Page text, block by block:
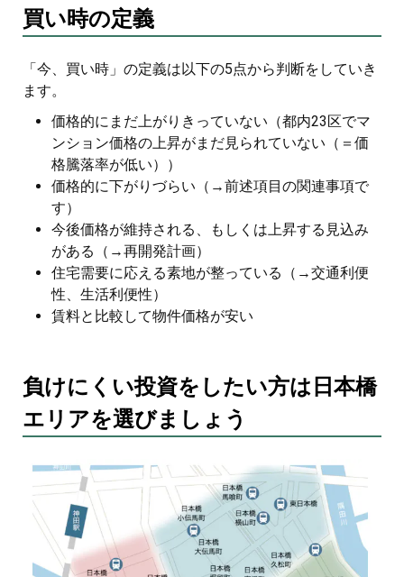
買い時の定義
「今、買い時」の定義は以下の5点から判断をしていき
ます。
価格的にまだ上がりきっていない（都内23区でマ
ンション価格の上昇がまだ見られていない（＝価
格騰落率が低い））
価格的に下がりづらい（→前述項目の関連事項で
す）
今後価格が維持される、もしくは上昇する見込み
がある（→再開発計画）
住宅需要に応える素地が整っている（→交通利便
性、生活利便性）
賃料と比較して物件価格が安い
負けにくい投資をしたい方は日本橋
エリアを選びましょう